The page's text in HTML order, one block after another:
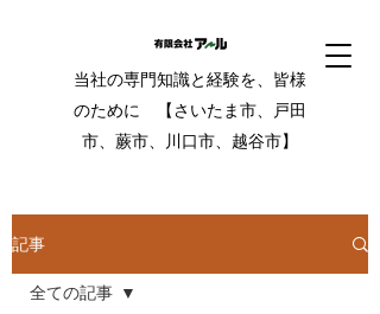
当社の専門知識と経験を、皆様
のために 【さいたま市、戸田
市、蕨市、川口市、越谷市】
記事
全ての記事